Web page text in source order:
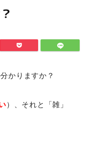
かりますか？
）、それと「雑」